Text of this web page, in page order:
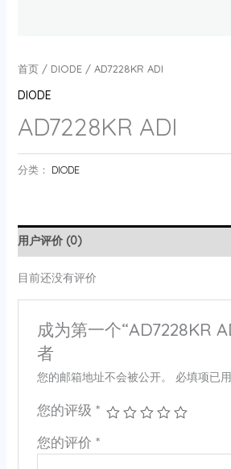
首页/ DIODE/ AD7228KR ADI
DIODE
AD7228KR ADI
分类： DIODE
用户评价 (0)
目前还没有评价
成为第一个“AD7228KR
者
您的邮箱地址不会被公开。 必填项已用
您的评级 *
您的评价 *